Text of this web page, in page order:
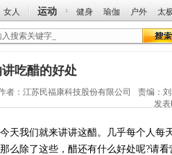
女人 运动 健身 瑜伽 户外 太
吃醋的好处
者： 江苏民福康科技股份有限公司
责编：
发表
我们就来讲讲这醋。几乎每个人每
么除了这些，醋还有什么好处呢?请看